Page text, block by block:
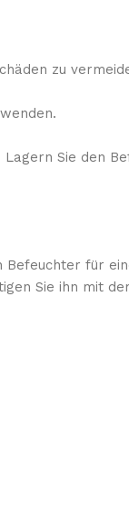
zu
Sie den
für
Sie ihn mit